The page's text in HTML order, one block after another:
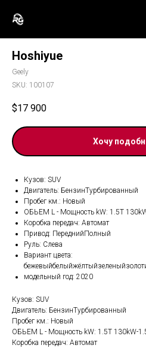
Hoshiyue
Geely
SKU: 100107
$17 900
Хочу
Кузов: SUV
Двигатель: БензинТурбированный
Пробег км.: Новый
ОБЬЕМ L - Мощность kW: 1.5T
Коробка передач: Автомат
Привод: ПереднийПолный
Руль: Слева
Вариант цвета:
модельный год: 2020
Кузов: SUV
Двигатель: БензинТурбированный
Пробег км.: Новый
ОБЬЕМ L - Мощность kW: 1.5T 130kW-
Коробка передач: Автомат